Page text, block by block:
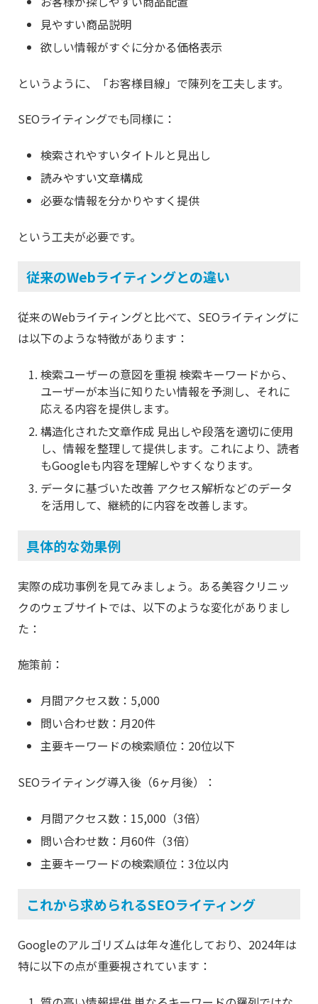
見やすい商品説明
欲しい情報がすぐに分かる価格表示
というように、「お客様目線」で陳列を工夫します。
SEOライティングでも同様に：
検索されやすいタイトルと見出し
読みやすい文章構成
必要な情報を分かりやすく提供
という工夫が必要です。
従来のWebライティングとの違い
従来のWebライティングと比べて、SEOライティングに
は以下のような特徴があります：
検索ユーザーの意図を重視 検索キーワードから、
ユーザーが本当に知りたい情報を予測し、それに
応える内容を提供します。
構造化された文章作成 見出しや段落を適切に使用
し、情報を整理して提供します。これにより、読者
もGoogleも内容を理解しやすくなります。
データに基づいた改善 アクセス解析などのデータ
を活用して、継続的に内容を改善します。
具体的な効果例
実際の成功事例を見てみましょう。ある美容クリニッ
クのウェブサイトでは、以下のような変化がありまし
た：
施策前：
月間アクセス数：5,000
問い合わせ数：月20件
主要キーワードの検索順位：20位以下
SEOライティング導入後（6ヶ月後）：
月間アクセス数：15,000（3倍）
問い合わせ数：月60件（3倍）
主要キーワードの検索順位：3位以内
これから求められるSEOライティング
Googleのアルゴリズムは年々進化しており、2024年は
特に以下の点が重要視されています：